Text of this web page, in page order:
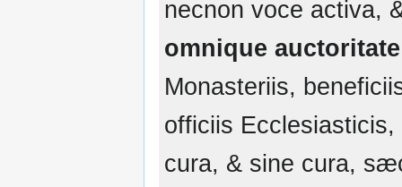
necnon voce activa,
omnique auctoritate
Monasteriis,
officiis Ecclesiasticis,
cura, & sine cura,